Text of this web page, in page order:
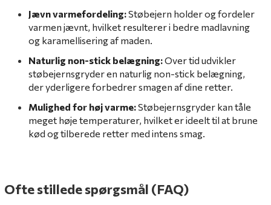
Jævn varmefordeling:Støbejern holder og fordeler
varmen jævnt, hvilket resulterer i bedre madlavning
og karamellisering af maden.
Naturlig non-stick belægning:Over tid udvikler
støbejernsgryder en naturlig non-stick belægning,
der yderligere forbedrer smagen af dine retter.
Mulighed for høj varme:Støbejernsgryder kan tåle
meget høje temperaturer, hvilket er ideelt til at brune
kød og tilberede retter med intens smag.
Ofte stillede spørgsmål (FAQ)